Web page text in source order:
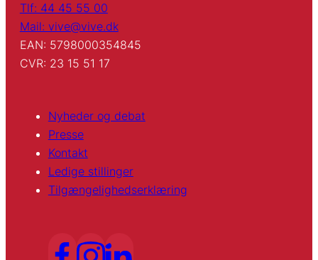
Tlf: 44 45 55 00
Mail: vive@vive.dk
EAN: 5798000354845
CVR: 23 15 51 17
Nyheder og debat
Presse
Kontakt
Ledige stillinger
Tilgængelighedserklæring